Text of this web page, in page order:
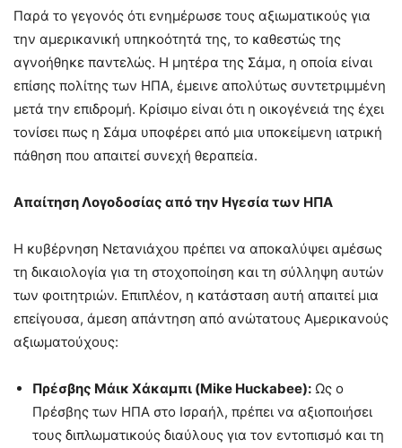
Παρά το γεγονός ότι ενημέρωσε τους αξιωματικούς για
την αμερικανική υπηκοότητά της, το καθεστώς της
αγνοήθηκε παντελώς. Η μητέρα της Σάμα, η οποία είναι
επίσης πολίτης των ΗΠΑ, έμεινε απολύτως συντετριμμένη
μετά την επιδρομή. Κρίσιμο είναι ότι η οικογένειά της έχει
τονίσει πως η Σάμα υποφέρει από μια υποκείμενη ιατρική
πάθηση που απαιτεί συνεχή θεραπεία.
Απαίτηση Λογοδοσίας από την Ηγεσία των ΗΠΑ
Η κυβέρνηση Νετανιάχου πρέπει να αποκαλύψει αμέσως
τη δικαιολογία για τη στοχοποίηση και τη σύλληψη αυτών
των φοιτητριών. Επιπλέον, η κατάσταση αυτή απαιτεί μια
επείγουσα, άμεση απάντηση από ανώτατους Αμερικανούς
αξιωματούχους:
Πρέσβης Μάικ Χάκαμπι (Mike Huckabee): Ως ο
Πρέσβης των ΗΠΑ στο Ισραήλ, πρέπει να αξιοποιήσει
τους διπλωματικούς διαύλους για τον εντοπισμό και τη